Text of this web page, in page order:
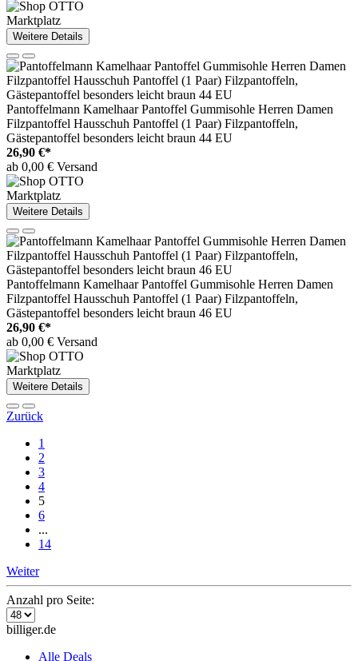
Marktplatz
Weitere Details
Pantoffelmann Kamelhaar Pantoffel Gummisohle Herren Damen
Filzpantoffel Hausschuh Pantoffel (1 Paar) Filzpantoffeln,
Gästepantoffel besonders leicht braun 44 EU
26,90 €*
ab 0,00 € Versand
Marktplatz
Weitere Details
Pantoffelmann Kamelhaar Pantoffel Gummisohle Herren Damen
Filzpantoffel Hausschuh Pantoffel (1 Paar) Filzpantoffeln,
Gästepantoffel besonders leicht braun 46 EU
26,90 €*
ab 0,00 € Versand
Marktplatz
Weitere Details
Zurück
1
2
3
4
5
6
...
14
Weiter
Anzahl pro Seite:
billiger.de
Alle Deals